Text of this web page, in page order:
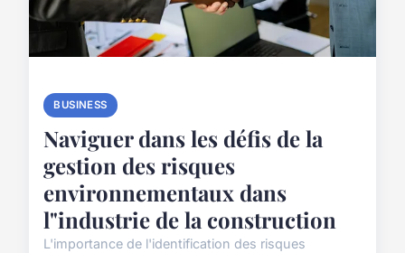
BUSINESS
Naviguer dans les défis de la
gestion des risques
environnementaux dans
l"industrie de la construction
L'importance de l'identification des risques